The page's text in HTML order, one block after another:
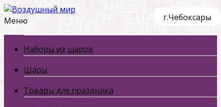
г.Чебоксары
Меню
Наборы из шаров
Шары
Товары для праздника